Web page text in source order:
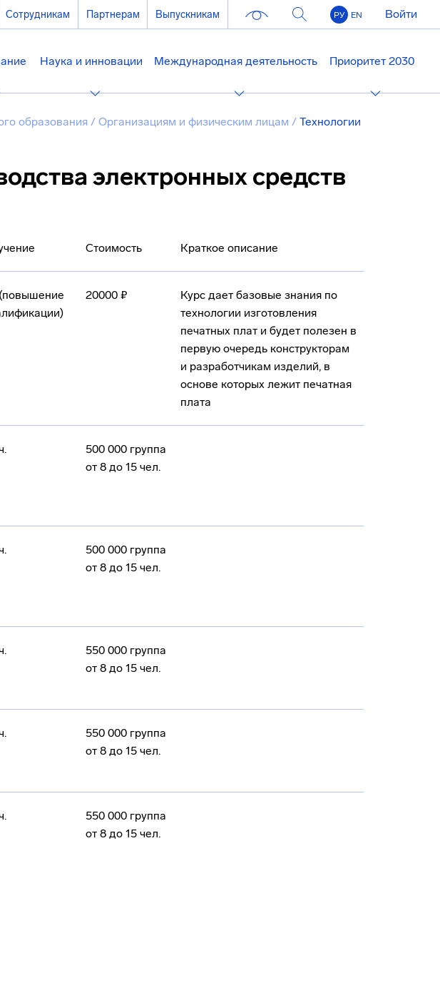
Сотрудникам Партнерам Выпускникам РУ EN Войти
Наука и инновации Международная деятельность Приоритет 2030
образования / Организациям и физическим лицам / Технологии
электронных средств
Стоимость Краткое описание
20000 ₽
Курс дает базовые знания по
технологии изготовления
печатных плат и будет полезен в
первую очередь конструкторам
и разработчикам изделий, в
основе которых лежит печатная
плата
500 000 группа
от 8 до 15 чел.
500 000 группа
от 8 до 15 чел.
550 000 группа
от 8 до 15 чел.
550 000 группа
от 8 до 15 чел.
550 000 группа
от 8 до 15 чел.